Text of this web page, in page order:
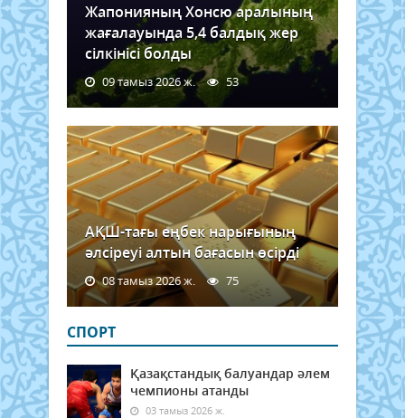
Жапонияның Хонсю аралының
жағалауында 5,4 балдық жер
сілкінісі болды
09 тамыз 2026 ж. 53
АҚШ-тағы еңбек нарығының
әлсіреуі алтын бағасын өсірді
08 тамыз 2026 ж. 75
СПОРТ
Қазақстандық балуандар әлем
чемпионы атанды
03 тамыз 2026 ж.